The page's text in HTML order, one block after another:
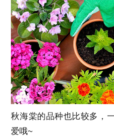
秋海棠的品种也比较多，
爱哦~